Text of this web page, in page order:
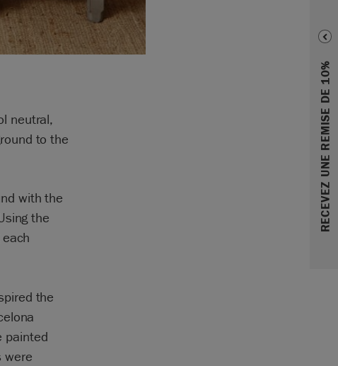
RECEVEZ UNE REMISE DE 10%
neutral,
to the
with the
the
the
painted
were